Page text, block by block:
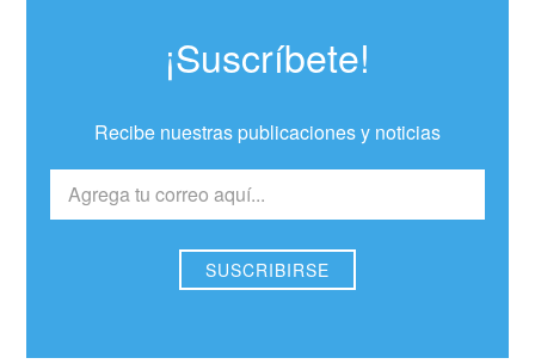
¡Suscríbete!
Recibe nuestras publicaciones y noticias